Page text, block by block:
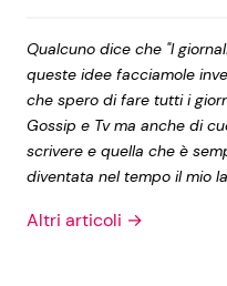
Qualcuno dice che "I
queste idee facciamole
che spero di fare tutti i
Gossip e Tv ma anche di
scrivere e quella che è
diventata nel tempo il mio
Altri articoli →